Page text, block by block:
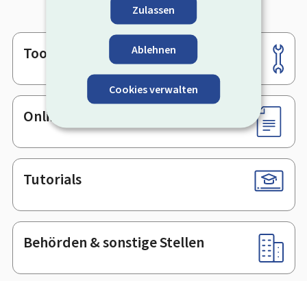
Zulassen
Ablehnen
Cookies verwalten
Footer
Tools
Online-Dienste & Formulare
Tutorials
Behörden & sonstige Stellen